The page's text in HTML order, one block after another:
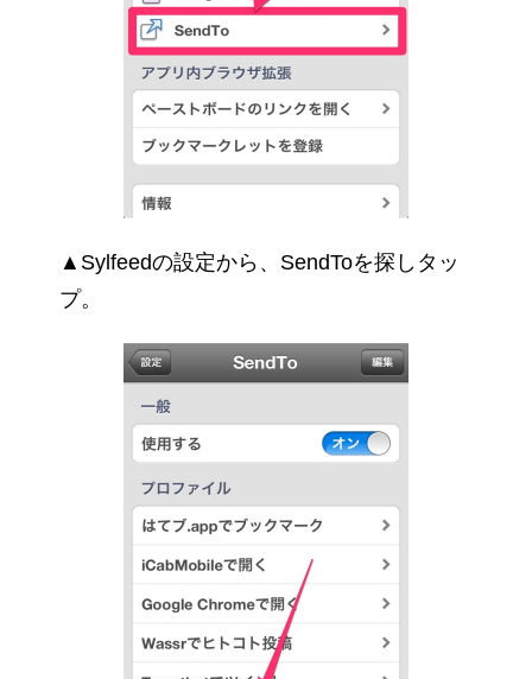
▲Sylfeedの設定から、SendToを探しタッ
プ。